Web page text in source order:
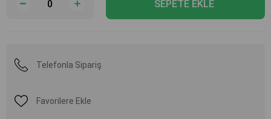
Telefonla Sipariş
Favorilere Ekle